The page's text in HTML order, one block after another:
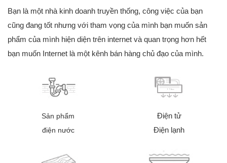
Bạn là một nhà kinh doanh truyền thống, công việc của bạn
cũng đang tốt nhưng với tham vọng của mình bạn muốn sản
phẩm của mình hiện diện trên internet và quan trọng hơn hết
bạn muốn Internet là một kênh bán hàng chủ đạo của mình.
Sản phẩm
điện nước
Điện tử
Điện lạnh